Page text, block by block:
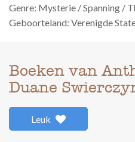
Genre: Mysterie / Spanning /
Geboorteland: Verenigde
Boeken van
Duane
Leuk